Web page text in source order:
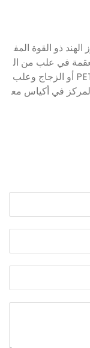
ذو القوة المف
في علب من ال
طوب المعقم أو التعبئة الساخنة في عبوات PET أو الزجاج وعلب
في أكياس مع